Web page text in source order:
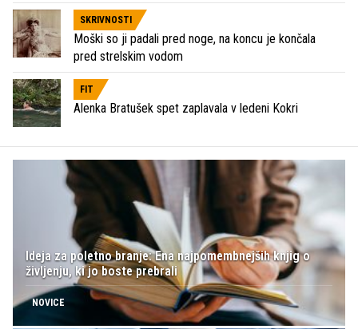
SKRIVNOSTI
Moški so ji padali pred noge, na koncu je končala
pred strelskim vodom
FIT
Alenka Bratušek spet zaplavala v ledeni Kokri
Ideja za poletno branje: Ena najpomembnejših knjig o
življenju, ki jo boste prebrali
NOVICE